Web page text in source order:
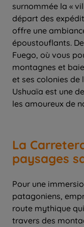
surnommée la «
départ des
offre une
époustouflants.
Fuego, où vous
montagnes et
et ses colonies de
Ushuaïa est une
les amoureux de
La
paysages
Pour une
patagoniens,
route mythique
travers des